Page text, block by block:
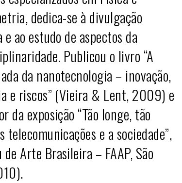
dedica-se à divulgação
ao estudo de aspectos da
Publicou o livro “A
da nanotecnologia – inovação,
e riscos” (Vieira & Lent, 2009) e
da exposição “Tão longe, tão
telecomunicações e a sociedade”,
de Arte Brasileira – FAAP, São